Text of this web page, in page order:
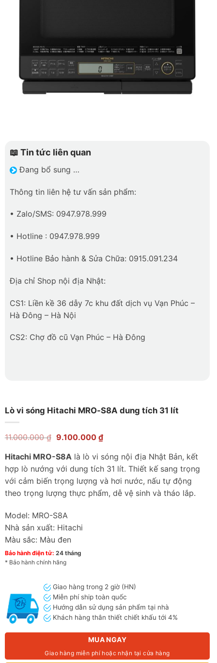
📖 Tin tức liên quan
Đang bổ sung …
Thông tin liên hệ tư vấn sản phẩm:
• Zalo/SMS: 0947.978.999
• Hotline : 0947.978.999
• Hotline Bảo hành & Sửa Chữa: 0915.091.234
Địa chỉ Shop nội địa Nhật:
CS1: Liền kề 36 dẫy 7c khu đất dịch vụ Vạn Phúc –
Hà Đông – Hà Nội
CS2: Chợ đồ cũ Vạn Phúc – Hà Đông
Lò vi sóng Hitachi MRO-S8A dung tích 31 lít
11.000.000₫ Giá
là:
11.000.000 ₫.
9.100.000 ₫Giá
hiện
tại
là:
9.100.000 ₫.
Hitachi MRO-S8Alà lò vi sóng nội địa Nhật Bản, kết
hợp lò nướng với dung tích 31 lít. Thiết kế sang trọng
với cảm biến trọng lượng và hơi nước, nấu tự động
theo trọng lượng thực phẩm, dễ vệ sinh và tháo lắp.
Model: MRO-S8A
Nhà sản xuất: Hitachi
Màu sắc: Màu đen
Bảo hành điện tử: 24 tháng
* Bảo hành chính hãng
Giao hàng trong 2 giờ (HN)
Miễn phí ship toàn quốc
Hướng dẫn sử dụng sản phẩm tại nhà
Khách hàng thân thiết chiết khấu tới 4%
MUA NGAY
Giao hàng miễn phí hoặc nhận tại cửa hàng